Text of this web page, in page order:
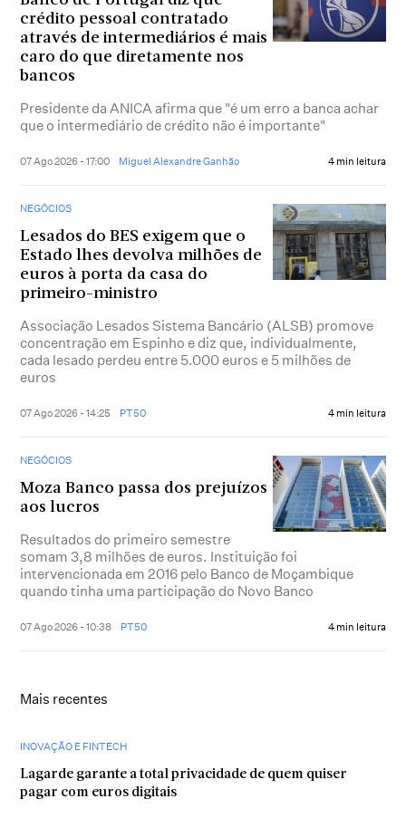
crédito pessoal contratado
através de intermediários é mais
caro do que diretamente nos
bancos
Presidente da ANICA afirma que "é um erro a banca achar
que o intermediário de crédito não é importante"
07 Ago 2026 - 17:00 Miguel Alexandre Ganhão 4 min leitura
NEGÓCIOS
Lesados do BES exigem que o
Estado lhes devolva milhões de
euros à porta da casa do
primeiro-ministro
Associação Lesados Sistema Bancário (ALSB) promove
concentração em Espinho e diz que, individualmente,
cada lesado perdeu entre 5.000 euros e 5 milhões de
euros
07 Ago 2026 - 14:25 PT50 4 min leitura
NEGÓCIOS
Moza Banco passa dos prejuízos
aos lucros
Resultados do primeiro semestre
somam 3,8 milhões de euros. Instituição foi
intervencionada em 2016 pelo Banco de Moçambique
quando tinha uma participação do Novo Banco
07 Ago 2026 - 10:38 PT50 4 min leitura
Mais recentes
INOVAÇÃO E FINTECH
Lagarde garante a total privacidade de quem quiser
pagar com euros digitais